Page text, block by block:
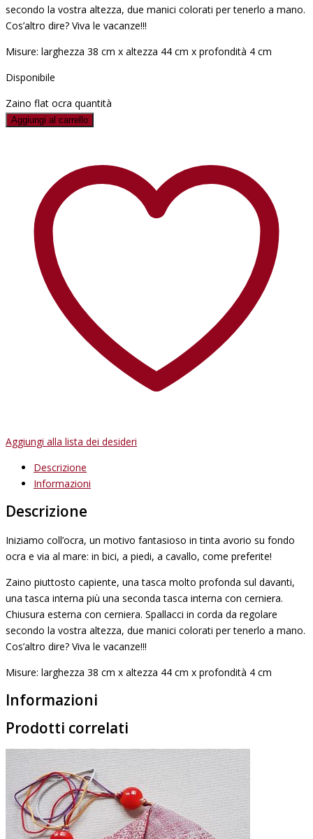
secondo la vostra altezza, due manici colorati per tenerlo a mano.
Cos’altro dire? Viva le vacanze!!!
Misure: larghezza 38 cm x altezza 44 cm x profondità 4 cm
Disponibile
Zaino flat ocra quantità
Aggiungi al carrello
Aggiungi alla lista dei desideri
Descrizione
Informazioni
Descrizione
Iniziamo coll’ocra, un motivo fantasioso in tinta avorio su fondo
ocra e via al mare: in bici, a piedi, a cavallo, come preferite!
Zaino piuttosto capiente, una tasca molto profonda sul davanti,
una tasca interna più una seconda tasca interna con cerniera.
Chiusura esterna con cerniera. Spallacci in corda da regolare
secondo la vostra altezza, due manici colorati per tenerlo a mano.
Cos’altro dire? Viva le vacanze!!!
Misure: larghezza 38 cm x altezza 44 cm x profondità 4 cm
Informazioni
Prodotti correlati